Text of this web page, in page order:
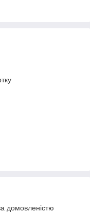
домовленістю